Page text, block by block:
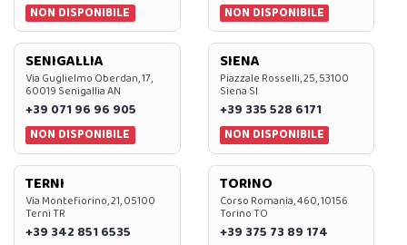
NON DISPONIBILE
NON DISPONIBILE
SENIGALLIA
Via Guglielmo Oberdan, 17,
60019 Senigallia AN
+39 071 96 96 905
NON DISPONIBILE
SIENA
Piazzale Rosselli, 25, 53100
Siena SI
+39 335 528 6171
NON DISPONIBILE
TERNI
Via Montefiorino, 21, 05100
Terni TR
+39 342 851 6535
TORINO
Corso Romania, 460, 10156
Torino TO
+39 375 73 89 174